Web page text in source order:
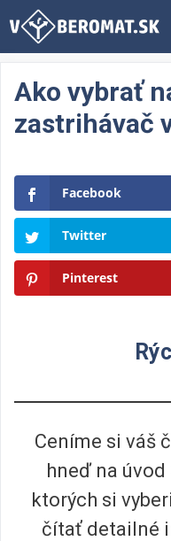
Preskočiť
Ako vybrať
zastrihávač
Facebook
Twitter
Pinterest
Ceníme si váš
hneď na
ktorých si
čítať detailné